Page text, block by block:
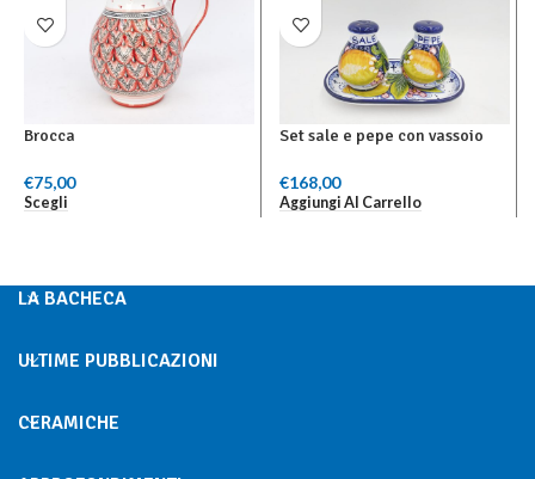
Brocca
€75,00
Scegli
Set sale e pepe con vassoio
€168,00
Aggiungi Al Carrello
LA BACHECA
ULTIME PUBBLICAZIONI
CERAMICHE